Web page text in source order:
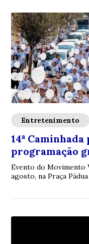
Entretenimento
14ª
programação
Evento do Movimento
agosto, na Praça